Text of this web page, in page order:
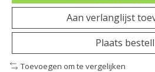
Aan verlanglijst
Plaats
Toevoegen om te vergelijken